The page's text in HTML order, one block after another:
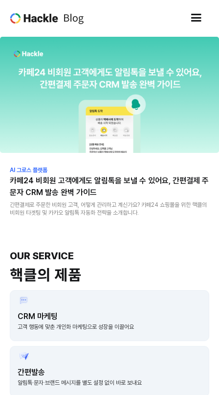
AI 그로스 플랫폼
카페24 비회원 고객에게도 알림톡을 보낼 수 있어요, 간편결제 주
문자 CRM 발송 완벽 가이드
간편결제로 주문한 비회원 고객, 어떻게 관리하고 계신가요? 카페24 쇼핑몰을 위한 핵클의
비회원 타겟팅 및 카카오 알림톡 자동화 전략을 소개합니다.
OUR SERVICE
핵클의 제품
CRM 마케팅
고객 행동에 맞춘 개인화 마케팅으로 성장을 이끌어요
간편발송
알림톡·문자·브랜드 메시지를 별도 설정 없이 바로 보내요